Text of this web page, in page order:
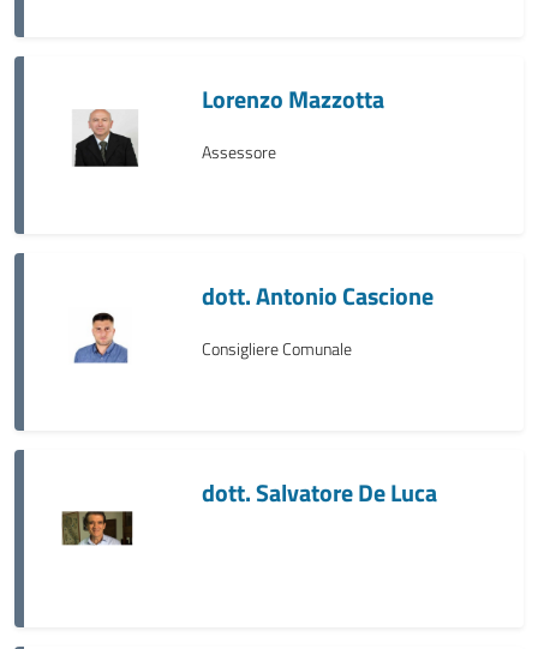
Lorenzo Mazzotta
Assessore
dott. Antonio Cascione
Consigliere Comunale
dott. Salvatore De Luca